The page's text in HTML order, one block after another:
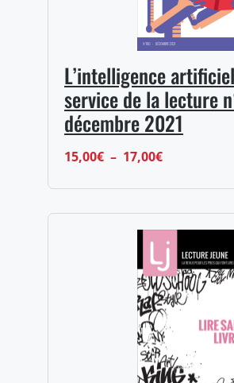
L’intelligence
service de la lecture
décembre 2021
15,00€ – 17,00€Plage
15,00€
à
17,00€